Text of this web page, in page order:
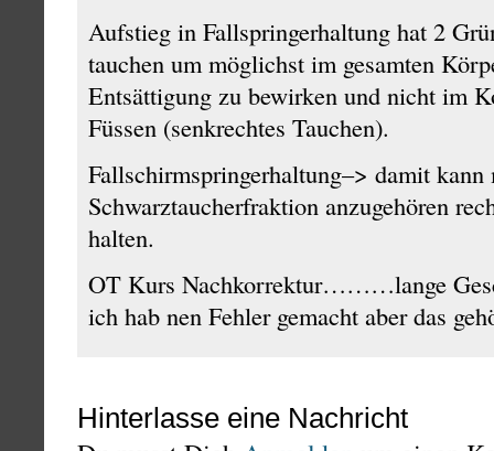
Aufstieg in Fallspringerhaltung hat 2
tauchen um möglichst im gesamten
Entsättigung zu bewirken und nicht im
Füssen (senkrechtes Tauchen).
Fallschirmspringerhaltung–> damit kann
Schwarztaucherfraktion anzugehören
halten.
OT Kurs Nachkorrektur………lange
ich hab nen Fehler gemacht aber das
Hinterlasse eine Nachricht